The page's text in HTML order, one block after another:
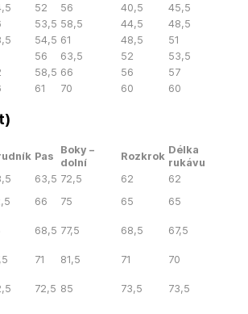
52 56 40,5
45,5
53,5 58,5 44,5
48,5
54,5 61 48,5
51
56 63,5 52
53,5
58,5 66 56
57
61 70 60 60
Pas
Boky –
dolní
Rozkrok
Délka
rukávu
63,5 72,5 62
62
66 75 65
65
68,5 77,5 68,5
67,5
71 81,5 71
70
72,5 85 73,5
73,5